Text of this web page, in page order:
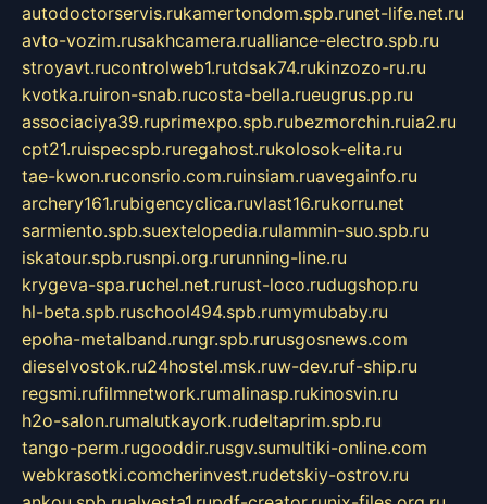
autodoctorservis.rukamertondom.spb.runet-life.net.ru
avto-vozim.rusakhcamera.rualliance-electro.spb.ru
stroyavt.rucontrolweb1.rutdsak74.rukinzozo-ru.ru
kvotka.ruiron-snab.rucosta-bella.rueugrus.pp.ru
associaciya39.ruprimexpo.spb.rubezmorchin.ruia2.ru
cpt21.ruispecspb.ruregahost.rukolosok-elita.ru
tae-kwon.ruconsrio.com.ruinsiam.ruavegainfo.ru
archery161.rubigencyclica.ruvlast16.rukorru.net
sarmiento.spb.suextelopedia.rulammin-suo.spb.ru
iskatour.spb.rusnpi.org.rurunning-line.ru
krygeva-spa.ruchel.net.rurust-loco.rudugshop.ru
hl-beta.spb.ruschool494.spb.rumymubaby.ru
epoha-metalband.rungr.spb.rurusgosnews.com
dieselvostok.ru24hostel.msk.ruw-dev.ruf-ship.ru
regsmi.rufilmnetwork.rumalinasp.rukinosvin.ru
h2o-salon.rumalutkayork.rudeltaprim.spb.ru
tango-perm.rugooddir.rusgv.sumultiki-online.com
webkrasotki.comcherinvest.rudetskiy-ostrov.ru